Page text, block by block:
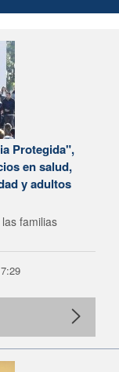
Protegida",
en salud,
y adultos
familias